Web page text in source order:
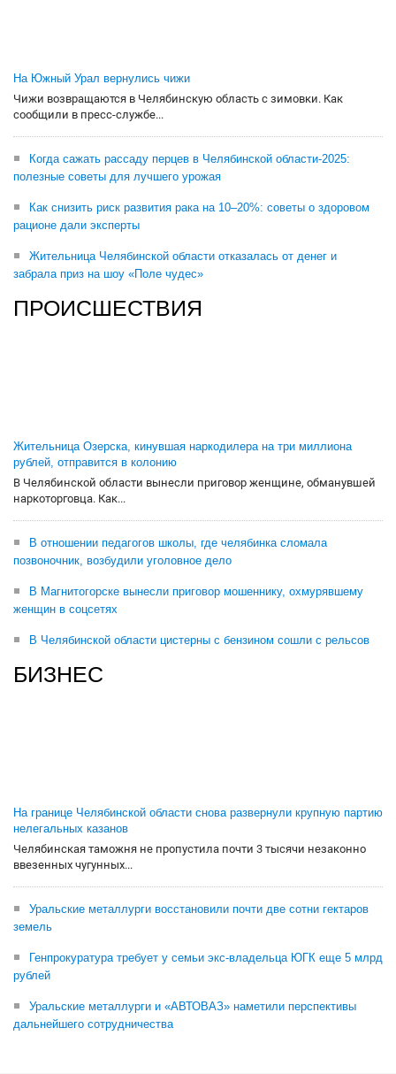
На Южный Урал вернулись чижи
Чижи возвращаются в Челябинскую область с зимовки. Как
сообщили в пресс-службе...
Когда сажать рассаду перцев в Челябинской области-2025:
полезные советы для лучшего урожая
Как снизить риск развития рака на 10–20%: советы о здоровом
рационе дали эксперты
Жительница Челябинской области отказалась от денег и
забрала приз на шоу «Поле чудес»
ПРОИСШЕСТВИЯ
Жительница Озерска, кинувшая наркодилера на три миллиона
рублей, отправится в колонию
В Челябинской области вынесли приговор женщине, обманувшей
наркоторговца. Как...
В отношении педагогов школы, где челябинка сломала
позвоночник, возбудили уголовное дело
В Магнитогорске вынесли приговор мошеннику, охмурявшему
женщин в соцсетях
В Челябинской области цистерны с бензином сошли с рельсов
БИЗНЕС
На границе Челябинской области снова развернули крупную партию
нелегальных казанов
Челябинская таможня не пропустила почти 3 тысячи незаконно
ввезенных чугунных...
Уральские металлурги восстановили почти две сотни гектаров
земель
Генпрокуратура требует у семьи экс-владельца ЮГК еще 5 млрд
рублей
Уральские металлурги и «АВТОВАЗ» наметили перспективы
дальнейшего сотрудничества